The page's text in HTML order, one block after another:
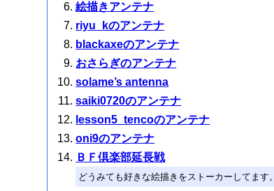
絵描きアンテナ
riyu_kのアンテナ
blackaxeのアンテナ
おさらぎのアンテナ
solame’s antenna
saiki0720のアンテナ
lesson5_tencoのアンテナ
oni9のアンテナ
ＢＦ倶楽部延長戦
どうみても好きな絵描きをストーカーしてます。